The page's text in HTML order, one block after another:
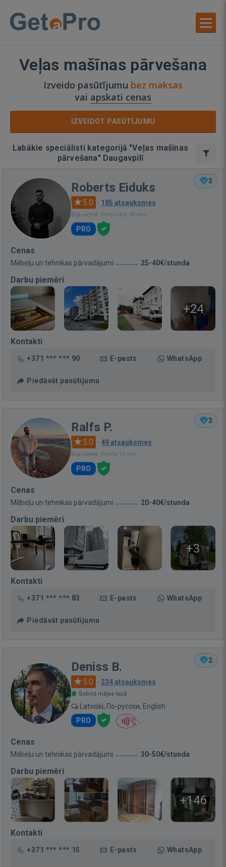
Veļas mašīnas pārvešana
Izveido pasūtījumu bez maksas
vai apskati cenas
IZVEIDOT PASŪTĪJUMU
Labākie speciālisti kategorijā "Veļas mašīnas
pārvešana" Daugavpilī
3
Roberts Eiduks
5.0 · 185 atsauksmes
Bija vietnē: Pirms 4st. 40 min.
PRO
Cenas
Mēbeļu un tehnikas pārvadājumi 25-40€/stunda
Darbu piemēri
+24
Kontakti
+371 *** *** 90 E-pasts WhatsApp
Piedāvāt pasūtījumu
3
Ralfs P.
5.0 · 49 atsauksmes
Bija vietnē: Pirms 15 min.
PRO
Cenas
Mēbeļu un tehnikas pārvadājumi 20-40€/stunda
Darbu piemēri
+3
Kontakti
+371 *** *** 83 E-pasts WhatsApp
Piedāvāt pasūtījumu
2
Deniss B.
5.0 · 234 atsauksmes
Šobrīd mājas lapā
Latviski, По-русски, English
PRO
Cenas
Mēbeļu un tehnikas pārvadājumi 30-50€/stunda
Darbu piemēri
+146
Kontakti
+371 *** *** 15 E-pasts WhatsApp